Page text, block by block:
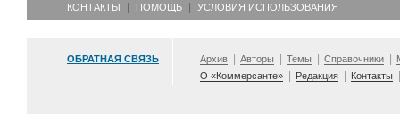
КОНТАКТЫ ПОМОЩЬ УСЛОВИЯ ИСПОЛЬЗОВАНИЯ
ОБРАТНАЯ СВЯЗЬ Архив Авторы Темы Справочники
О «Коммерсанте»
Редакция Контакты